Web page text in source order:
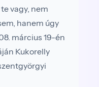
vagy, nem
hanem úgy
március 19-én
Kukorelly